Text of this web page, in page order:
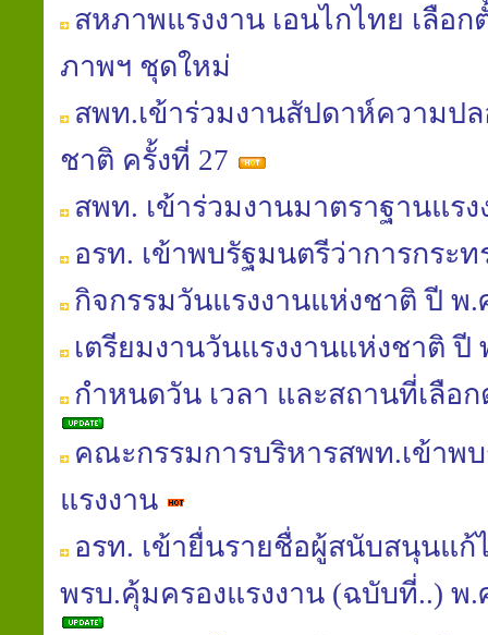
สหภาพแรงงาน เอนไกไทย เลือ
ภาพฯ ชุดใหม่
สพท.เข้าร่วมงานสัปดาห์ความป
ชาติ ครั้งที่ 27
สพท. เข้าร่วมงานมาตราฐานแร
อรท. เข้าพบรัฐมนตรีว่าการกระท
กิจกรรมวันแรงงานแห่งชาติ ปี พ.
เตรียมงานวันแรงงานแห่งชาติ ปี
กำหนดวัน เวลา และสถานที่เลือ
คณะกรรมการบริหารสพท.เข้าพ
แรงงาน
อรท. เข้ายื่นรายชื่อผู้สนับสนุนแก้
พรบ.คุ้มครองแรงงาน (ฉบับที่..) พ.